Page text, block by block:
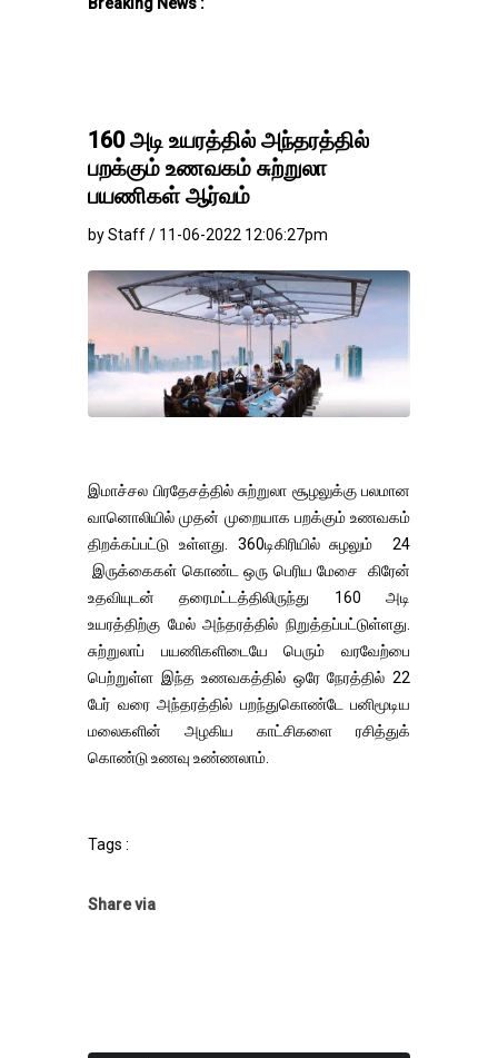
160 அடி உயரத்தில் அந்தரத்தில்
பறக்கும் உணவகம் சுற்றுலா
பயணிகள் ஆர்வம்
by Staff / 11-06-2022 12:06:27pm
இமாச்சல பிரதேசத்தில் சுற்றுலா சூழலுக்கு பலமான
வானொலியில் முதன் முறையாக பறக்கும் உணவகம்
திறக்கப்பட்டு உள்ளது. 360டிகிரியில் சுழலும் 24
இருக்கைகள் கொண்ட ஒரு பெரிய மேசை கிரேன்
உதவியுடன் தரைமட்டத்திலிருந்து 160 அடி
உயரத்திற்கு மேல் அந்தரத்தில் நிறுத்தப்பட்டுள்ளது.
சுற்றுலாப் பயணிகளிடையே பெரும் வரவேற்பை
பெற்றுள்ள இந்த உணவகத்தில் ஒரே நேரத்தில் 22
பேர் வரை அந்தரத்தில் பறந்துகொண்டே பனிமூடிய
மலைகளின் அழகிய காட்சிகளை ரசித்துக்
கொண்டு உணவு உண்ணலாம்.
Tags :
Share via